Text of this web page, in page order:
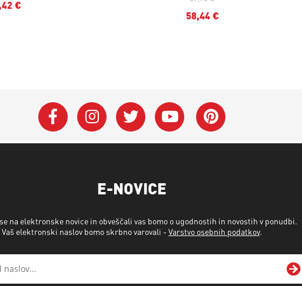
€
58,44 €
E-NOVICE
na elektronske novice in obveščali vas bomo o ugodnostih in novostih v ponudbi.
Vaš elektronski naslov bomo skrbno varovali - Varstvo osebnih podatkov.